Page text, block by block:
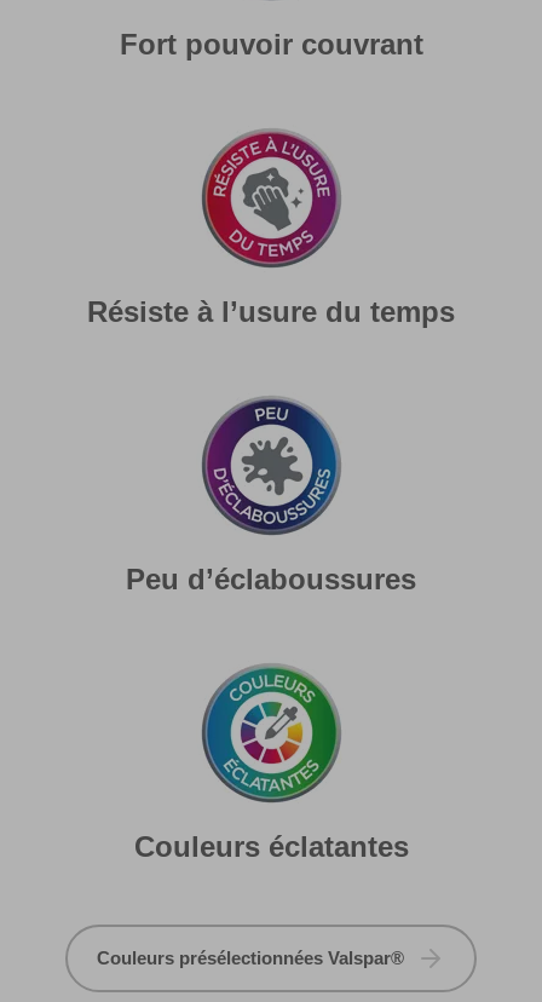
Fort pouvoir couvrant
Résiste à l’usure du temps
Peu d’éclaboussures
Couleurs éclatantes
Couleurs présélectionnées Valspar®